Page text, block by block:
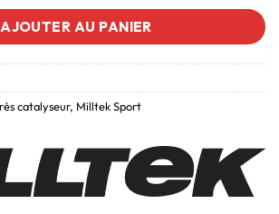
AJOUTER AU PANIER
catalyseur, Milltek Sport